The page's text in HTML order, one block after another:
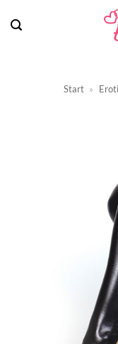
Inhalt
Start »